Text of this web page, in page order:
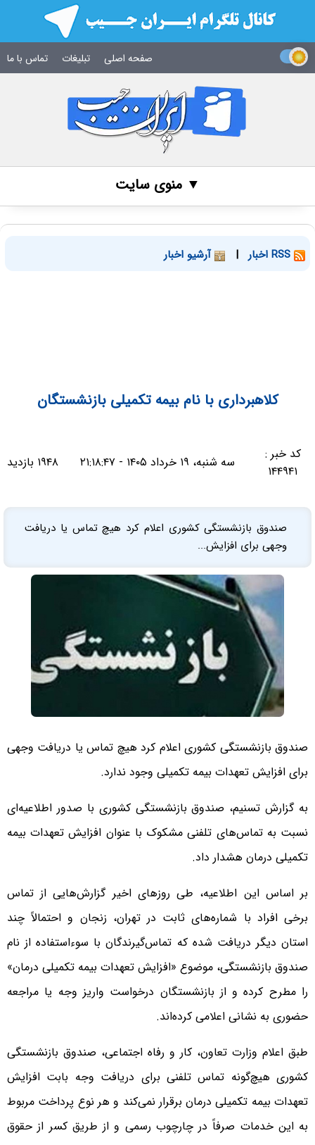
صفحه اصلی تبلیغات تماس با ما
▼ منوی سایت
| آرشیو اخبار
کلاهبرداری با نام بیمه تکمیلی بازنشستگان
کد خبر :
۱۴۴۹۴۱
سه شنبه، ۱۹ خرداد ۱۴۰۵ - ۲۱:۱۸:۴۷ ۱۹۴۸ بازدید
صندوق بازنشستگی کشوری اعلام کرد هیچ تماس یا دریافت
وجهی برای افزایش...
صندوق بازنشستگی کشوری اعلام کرد هیچ تماس یا دریافت وجهی
برای افزایش تعهدات بیمه تکمیلی وجود ندارد.
به گزارش تسنیم، صندوق بازنشستگی کشوری با صدور اطلاعیه‌ای
نسبت به تماس‌های تلفنی مشکوک با عنوان افزایش تعهدات بیمه
تکمیلی درمان هشدار داد.
بر اساس این اطلاعیه، طی روزهای اخیر گزارش‌هایی از تماس
برخی افراد با شماره‌های ثابت در تهران، زنجان و احتمالاً چند
استان دیگر دریافت شده که تماس‌گیرندگان با سوءاستفاده از نام
صندوق بازنشستگی، موضوع «افزایش تعهدات بیمه تکمیلی درمان»
را مطرح کرده و از بازنشستگان درخواست واریز وجه یا مراجعه
حضوری به نشانی اعلامی کرده‌اند.
طبق اعلام وزارت تعاون، کار و رفاه اجتماعی، صندوق بازنشستگی
کشوری هیچ‌گونه تماس تلفنی برای دریافت وجه بابت افزایش
تعهدات بیمه تکمیلی درمان برقرار نمی‌کند و هر نوع پرداخت مربوط
به این خدمات صرفاً در چارچوب رسمی و از طریق کسر از حقوق